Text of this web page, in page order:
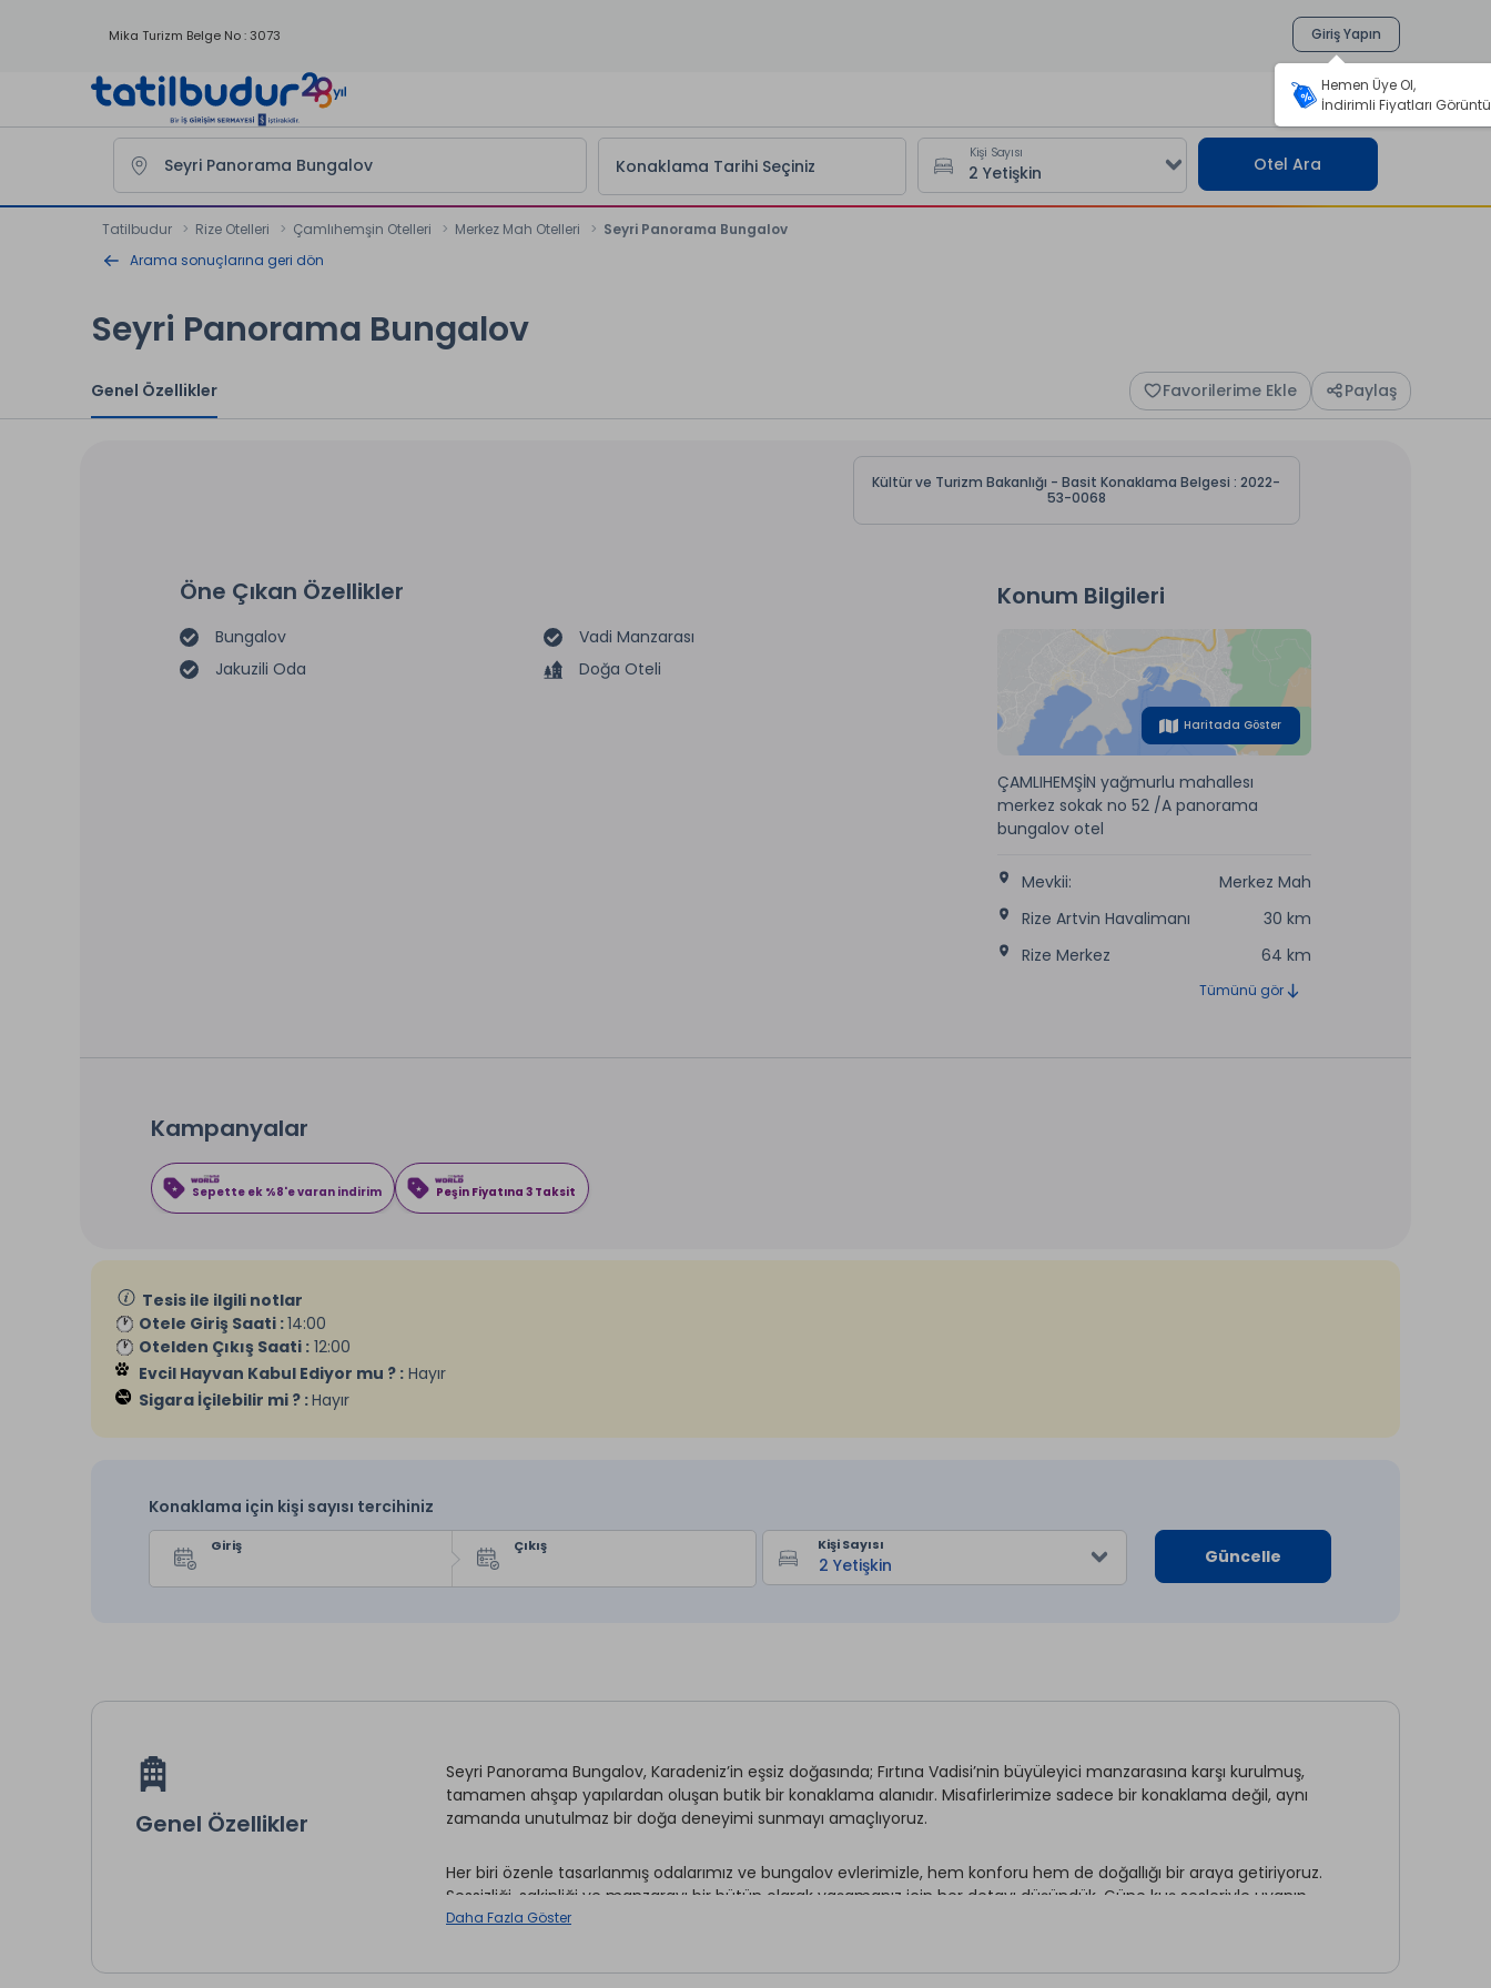
Mika Turizm Belge No : 3073 Giriş Yapın
Konaklama Tarihi Seçiniz
Kişi Sayısı
Otel Ara
Tatilbudur Rize Otelleri Çamlıhemşin Otelleri Merkez Mah Otelleri
Seyri Panorama Bungalov
Arama sonuçlarına geri dön
Seyri Panorama Bungalov
Genel Özellikler Favorilerime Ekle Paylaş
Kültür ve Turizm Bakanlığı - Basit Konaklama Belgesi : 2022-
53-0068
Öne Çıkan Özellikler
Bungalov
Vadi Manzarası
Jakuzili Oda
Doğa Oteli
Konum Bilgileri
Haritada Göster
ÇAMLIHEMŞİN yağmurlu mahallesı
merkez sokak no 52 /A panorama
bungalov otel
Mevkii:
Merkez Mah
Rize Artvin Havalimanı
30 km
Rize Merkez
64 km
Tümünü gör
Kampanyalar
Sepette ek %8'e varan indirim Peşin Fiyatına 3 Taksit
Tesis ile ilgili notlar
Otele Giriş Saati :14:00
Otelden Çıkış Saati : 12:00
Evcil Hayvan Kabul Ediyor mu ? : Hayır
Sigara İçilebilir mi ? :Hayır
Konaklama için kişi sayısı tercihiniz
Giriş Çıkış Kişi Sayısı
Güncelle
Genel Özellikler
Seyri Panorama Bungalov, Karadeniz’in eşsiz doğasında; Fırtına Vadisi’nin büyüleyici manzarasına karşı kurulmuş,
tamamen ahşap yapılardan oluşan butik bir konaklama alanıdır. Misafirlerimize sadece bir konaklama değil, aynı
zamanda unutulmaz bir doğa deneyimi sunmayı amaçlıyoruz.
Her biri özenle tasarlanmış odalarımız ve bungalov evlerimizle, hem konforu hem de doğallığı bir araya getiriyoruz.
Sessizliği, sakinliği ve manzarayı bir bütün olarak yaşamanız için her detayı düşündük. Güne kuş sesleriyle uyanıp,
çayınızı vadinin serin esintisinde içmek burada bir ayrıcalık değil, günlük bir ritüel.
Seyri Panorama olarak, doğaya zarar vermeden, bölgenin dokusuna uyumlu bir işletme anlayışıyla hareket ediyoruz.
Daha Fazla Göster
Hemen Üye Ol,
İndirimli Fiyatları